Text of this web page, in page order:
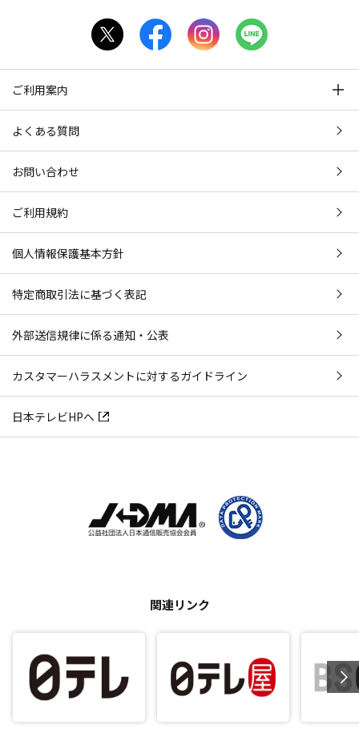
ご利用案内
よくある質問
お問い合わせ
ご利用規約
個人情報保護基本方針
特定商取引法に基づく表記
外部送信規律に係る通知・公表
カスタマーハラスメントに対するガイドライン
日本テレビHPへ
関連リンク